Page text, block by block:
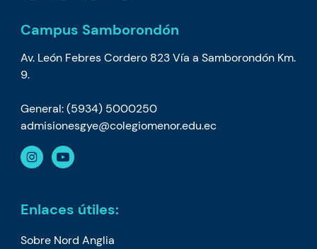
Campus Samborondón
Av. León Febres Cordero 823 Vía a Samborondón Km.
9.
General: (5934) 5000250
admisionesgye@colegiomenor.edu.ec
Enlaces útiles:
Sobre Nord Anglia